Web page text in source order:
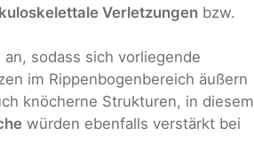
Verletzungen bzw.
sodass sich vorliegende
im Rippenbogenbereich äußern
knöcherne Strukturen, in diesem
würden ebenfalls verstärkt bei